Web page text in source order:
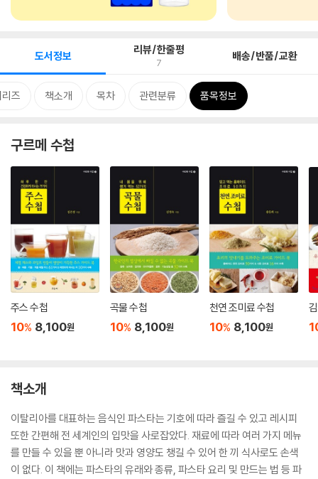
도서정보 리뷰/한줄평
7 배송/반품/교환
즈 책소개 목차 관련분류 품목정보
구르메 수첩
주스 수첩
10% 8,100원
곡물 수첩
10% 8,100원
천연 조미료 수첩
10% 8,100원
책소개
이탈리아를 대표하는 음식인 파스타는 기호에 따라 즐길 수 있고 레시피
또한 간편해 전 세계인의 입맛을 사로잡았다. 재료에 따라 여러 가지 메뉴
를 만들 수 있을 뿐 아니라 맛과 영양도 챙길 수 있어 한 끼 식사로도 손색
이 없다. 이 책에는 파스타의 유래와 종류, 파스타 요리 및 만드는 법 등 파